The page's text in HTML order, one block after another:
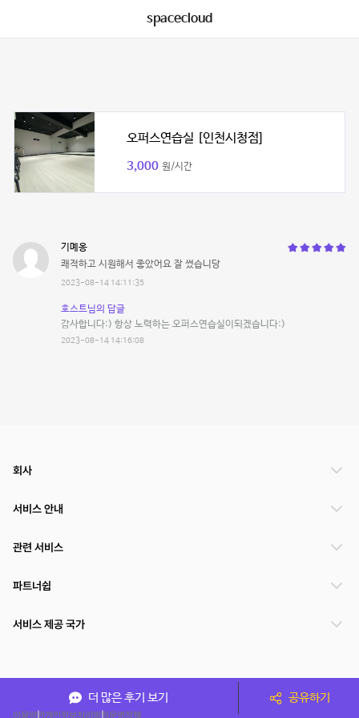
spacecloud
오퍼스연습실 [인천시청점]
3,000 원/시간
기몌옹
쾌적하고 시원해서 좋았어요 잘 썼습니당
2023-08-14 14:11:35
호스트님의 답글
감사합니다:) 항상 노력하는 오퍼스연습실이되겠습니다:)
2023-08-14 14:16:08
더 많은 후기 보기 공유하기
회사
서비스 안내
관련 서비스
파트너쉽
서비스 제공 국가
이용약관개인정보처리방침운영정책